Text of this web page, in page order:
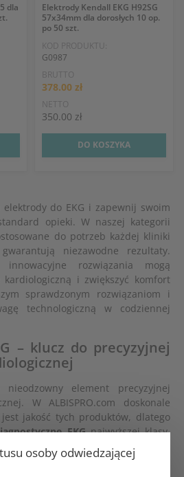
osoby odwiedzającej
do EKG i zapewnij swoim
opieki. W naszej kategorii
do potrzeb każdej kliniki
niezawodne rezultaty.
rozwiązania mogą
kardiologiczną i zwiększyć komfort
sprawdzonym rozwiązaniom i
technologiczną w codziennej
– klucz do precyzyjnej
element precyzyjnej
W ALBISPRO.com doskonale
jakość tych produktów, dlatego
EKGnajwyższej klasy.
dokładne badania,
pacjentów. Naszeelektrody
dla
Elektrody Kendall EKG H92SG
57x34mm dla dorosłych 10 op.
po 50 szt.
KOD PRODUKTU:
G0987
BRUTTO
378.00 zł
NETTO
350.00 zł
DO KOSZYKA